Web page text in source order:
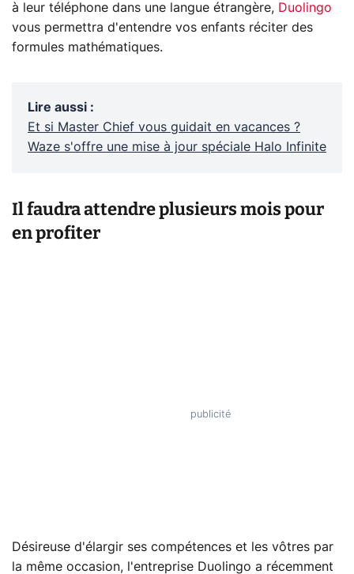
à leur téléphone dans une langue étrangère, Duolingo
vous permettra d'entendre vos enfants réciter des
formules mathématiques.
Lire aussi :
Et si Master Chief vous guidait en vacances ?
Waze s'offre une mise à jour spéciale Halo Infinite
Il faudra attendre plusieurs mois pour
en profiter
Désireuse d'élargir ses compétences et les vôtres par
la même occasion, l'entreprise Duolingo a récemment